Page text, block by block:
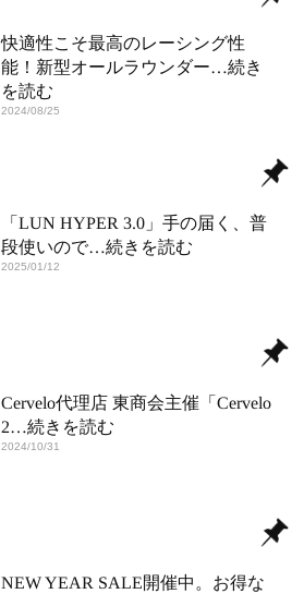
快適性こそ最高のレーシング性
能！新型オールラウンダー…続き
を読む
2024/08/25
「LUN HYPER 3.0」手の届く、普
段使いので…続きを読む
2025/01/12
Cervelo代理店 東商会主催「Cervelo
2…続きを読む
2024/10/31
NEW YEAR SALE開催中。お得な